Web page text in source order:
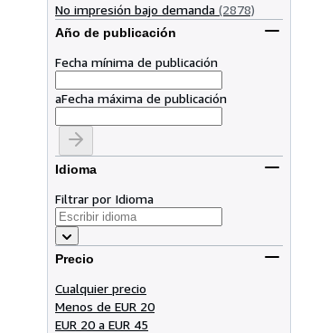
No impresión bajo demanda (2878)
Año de publicación
Fecha mínima de publicación
aFecha máxima de publicación
Idioma
Filtrar por Idioma
Precio
Cualquier precio
Menos de EUR 20
EUR 20 a EUR 45